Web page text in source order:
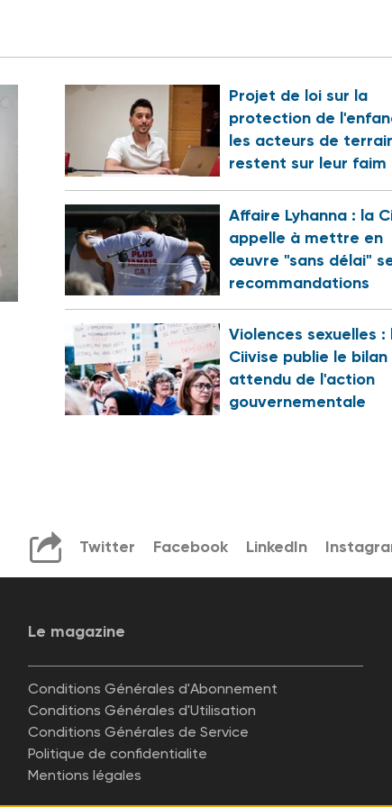
Projet de loi sur la
protection de
les acteurs de
restent sur leur faim
Affaire Lyhanna : la
appelle à mettre en
œuvre "sans délai"
recommandations
Violences sexuelles :
Ciivise publie le
attendu de l'action
gouvernementale
Twitter Facebook LinkedIn
Le magazine
Conditions Générales d'Abonnement
Conditions Générales d'Utilisation
Conditions Générales de Service
Politique de confidentialite
Mentions légales